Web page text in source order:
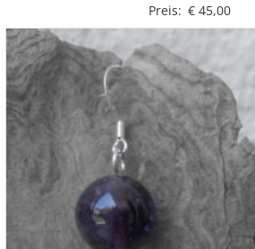
Preis: €45,00